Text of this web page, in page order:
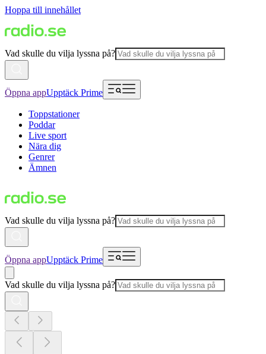
Hoppa till innehållet
Vad skulle du vilja lyssna på?
Öppna appUpptäck Prime
Toppstationer
Poddar
Live sport
Nära dig
Genrer
Ämnen
Vad skulle du vilja lyssna på?
Öppna appUpptäck Prime
Vad skulle du vilja lyssna på?